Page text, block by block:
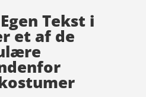
Tekst i
et af de